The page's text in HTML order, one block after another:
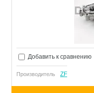
Добавить к сравнению
Производитель ZF